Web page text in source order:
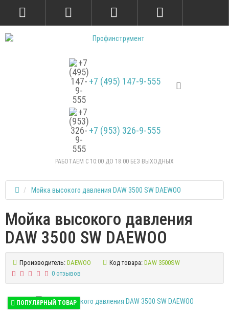
+7 (495) 147-9-555
+7 (953) 326-9-555
РАБОТАЕМ С 10:00 ДО 18:00 БЕЗ ВЫХОДНЫХ
Мойка высокого давления DAW 3500 SW DAEWOO
Мойка высокого давления
DAW 3500 SW DAEWOO
Производитель: DAEWOO Код товара: DAW 3500SW
0 отзывов
ПОПУЛЯРНЫЙ ТОВАР